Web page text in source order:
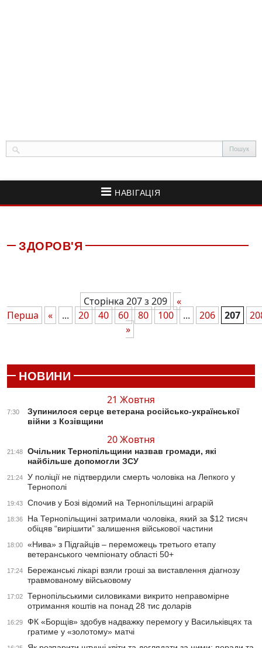
НАВІГАЦІЯ
ЗДОРОВ'Я
Сторінка 207 з 209
«
Перша
« ... 20 40 60 80 100 ... 206 207
»
НОВИНИ
21 Жовтня
7:30
Зупинилося серце ветерана російсько-української
війни з Козівщини
20 Жовтня
21:48
Очільник Тернопільщини назвав громади, які
найбільше допомогли ЗСУ
21:24
У поліції не підтвердили смерть чоловіка на Лепкого у
Тернополі
19:43 Спочив у Бозі відомий на Тернопільщині аграрій
18:36
На Тернопільщині затримали чоловіка, який за $12 тисяч
обіцяв “вирішити” залишення військової частини
18:00
«Нива» з Підгайців – переможець третього етапу
ветеранського чемпіонату області 50+
17:24
Бережанські лікарі взяли гроші за виставлення діагнозу
травмованому військовому
17:02
Тернопільськими силовиками викрито неправомірне
отримання коштів на понад 28 тис доларів
16:29
ФК «Борщів» здобув надважку перемогу у Васильківцях та
гратиме у «золотому» матчі